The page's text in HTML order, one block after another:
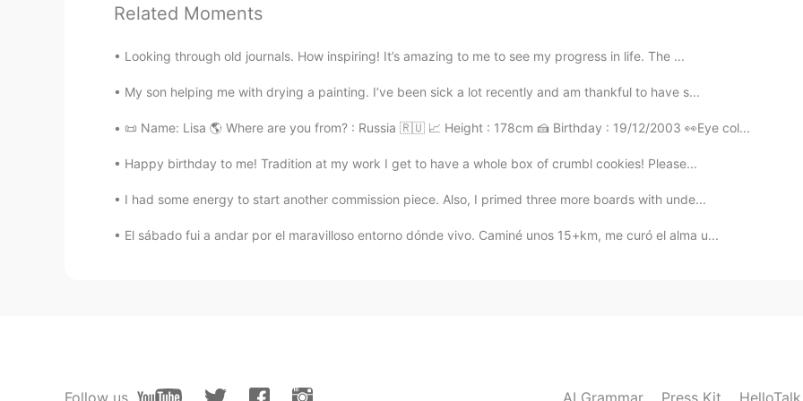
😂😂y después me di cuenta que era un pulpo 🐙 Quiero saber si lo pintaste con esa
Sojourning Hope 2021.01.12 01:22
Related Moments
Looking through old journals. How inspiring! It’s amazing to me to see my progress in life. The ...
My son helping me with drying a painting. I’ve been sick a lot recently and am thankful to have s...
📜 Name: Lisa 🌎 Where are you from? : Russia 🇷🇺 📈 Height : 178cm 🍰 Birthday : 19/12/2003 👀Eye col...
Happy birthday to me! Tradition at my work I get to have a whole box of crumbl cookies! Please...
I had some energy to start another commission piece. Also, I primed three more boards with unde...
El sábado fui a andar por el maravilloso entorno dónde vivo. Caminé unos 15+km, me curó el alma u...
Follow us AI Grammar Press Kit